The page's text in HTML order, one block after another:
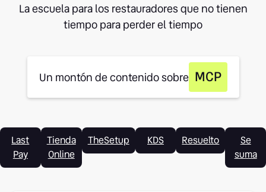
La escuela para los restauradores que no tienen
tiempo para perder el tiempo
Un montón de contenido sobre MCP
Last
Pay
Tienda
Online
TheSetup KDS Resuelto
Se
suma